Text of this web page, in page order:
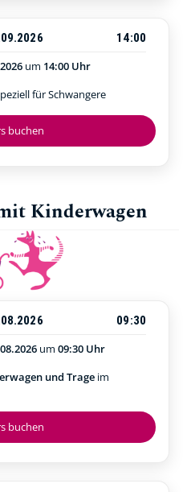
buchen
14:00
um 14:00 Uhr
für Schwangere
Kinderwagen
buchen
09:30
um 09:30 Uhr
und Trage im